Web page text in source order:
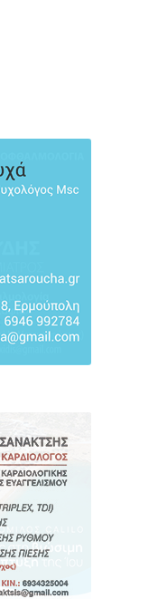
Βίγλα –